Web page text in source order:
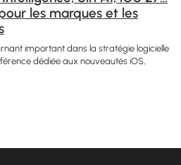
les marques et les
important dans la stratégie logicielle
dédiée aux nouveautés iOS,